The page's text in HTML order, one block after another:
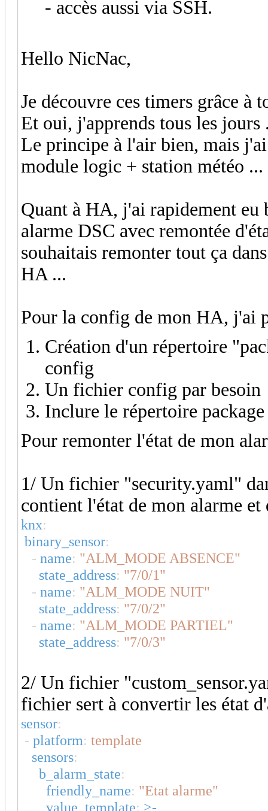
- accès aussi via SSH.
Hello NicNac,
Je découvre ces timers grâce à
Et oui, j'apprends tous les jours
Le principe à l'air bien, mais
module logic + station météo ...
Quant à HA, j'ai rapidement eu
alarme DSC avec remontée
souhaitais remonter tout ça
HA ...
Pour la config de mon HA, j'ai
Création d'un répertoire
config
Un fichier config par besoin
Inclure le répertoire
Pour remonter l'état de mon
1/ Un fichier "security.yaml"
contient l'état de mon alarme et
knx:
binary_sensor:
- name: "ALM_MODE ABSENCE"
state_address: "7/0/1"
- name: "ALM_MODE NUIT"
state_address: "7/0/2"
- name: "ALM_MODE PARTIEL"
state_address: "7/0/3"
2/ Un fichier
fichier sert à convertir les état
sensor:
- platform: template
sensors:
b_alarm_state:
friendly_name: "Etat alarme"
value_template: >-